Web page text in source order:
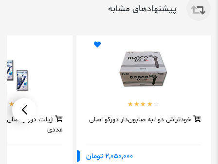
پیشنهادهای مشابه
خودتراش دو لبه صابون‌‎دار دورکو اصلی
2,050,000 تومان
عددی